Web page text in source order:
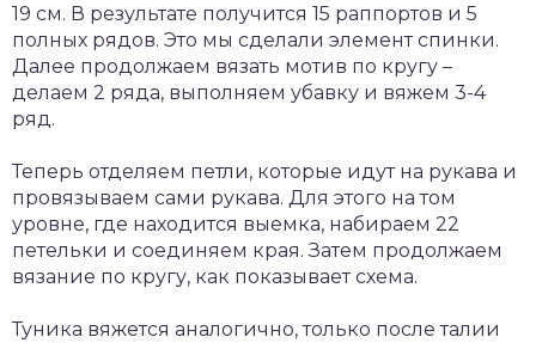
19 см. В результате получится 15 раппортов и 5
полных рядов. Это мы сделали элемент спинки.
Далее продолжаем вязать мотив по кругу –
делаем 2 ряда, выполняем убавку и вяжем 3-4
ряд.
Теперь отделяем петли, которые идут на рукава и
провязываем сами рукава. Для этого на том
уровне, где находится выемка, набираем 22
петельки и соединяем края. Затем продолжаем
вязание по кругу, как показывает схема.
Туника вяжется аналогично, только после талии